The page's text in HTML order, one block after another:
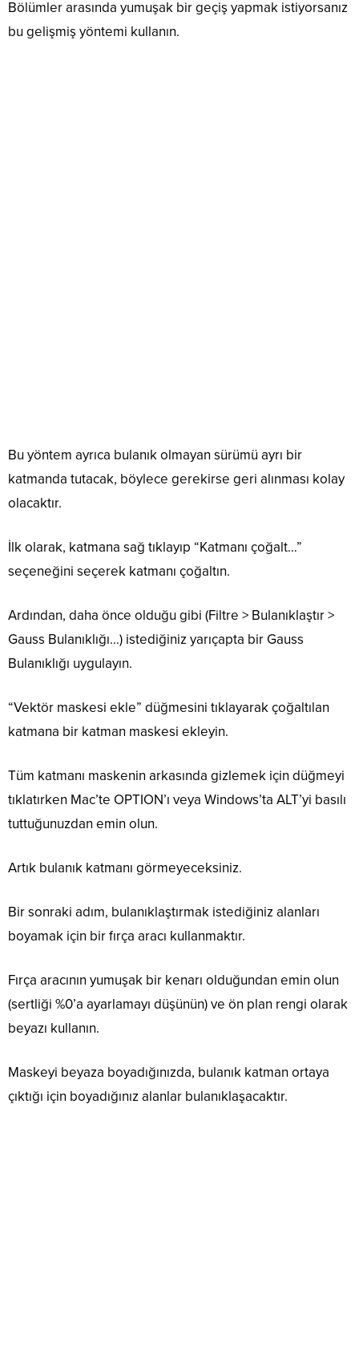
Bölümler arasında yumuşak bir geçiş yapmak istiyorsanız
bu gelişmiş yöntemi kullanın.
Bu yöntem ayrıca bulanık olmayan sürümü ayrı bir
katmanda tutacak, böylece gerekirse geri alınması kolay
olacaktır.
İlk olarak, katmana sağ tıklayıp “Katmanı çoğalt…”
seçeneğini seçerek katmanı çoğaltın.
Ardından, daha önce olduğu gibi (Filtre > Bulanıklaştır >
Gauss Bulanıklığı…) istediğiniz yarıçapta bir Gauss
Bulanıklığı uygulayın.
“Vektör maskesi ekle” düğmesini tıklayarak çoğaltılan
katmana bir katman maskesi ekleyin.
Tüm katmanı maskenin arkasında gizlemek için düğmeyi
tıklatırken Mac’te OPTION’ı veya Windows’ta ALT’yi basılı
tuttuğunuzdan emin olun.
Artık bulanık katmanı görmeyeceksiniz.
Bir sonraki adım, bulanıklaştırmak istediğiniz alanları
boyamak için bir fırça aracı kullanmaktır.
Fırça aracının yumuşak bir kenarı olduğundan emin olun
(sertliği %0’a ayarlamayı düşünün) ve ön plan rengi olarak
beyazı kullanın.
Maskeyi beyaza boyadığınızda, bulanık katman ortaya
çıktığı için boyadığınız alanlar bulanıklaşacaktır.